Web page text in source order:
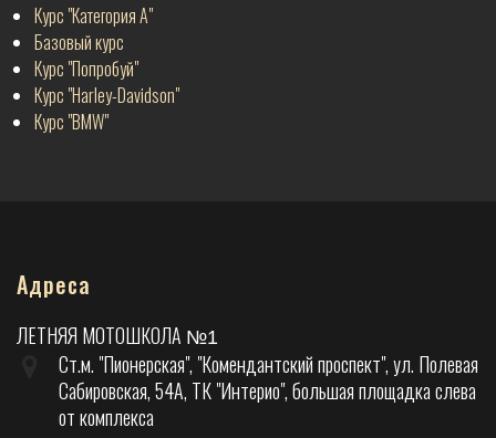
Курс "Категория А"
Базовый курс
Курс "Попробуй"
Курс "Harley-Davidson"
Курс "BMW"
Адреса
ЛЕТНЯЯ МОТОШКОЛА №1
Ст.м. "Пионерская", "Комендантский проспект", ул. Полевая
Сабировская, 54А, ТК "Интерио", большая площадка слева
от комплекса